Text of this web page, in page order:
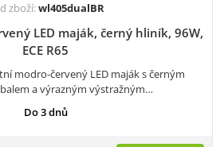
zboží:wl405dualBR
LED maják, černý hliník, 96W,
ECE R65
modro-červený LED maják s černým
a výrazným výstražným…
Do 3 dnů